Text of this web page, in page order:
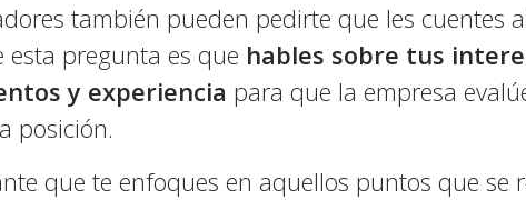
también pueden pedirte que les cuentes
esta pregunta es que hables sobre tus
y experiencia para que la empresa
posición.
que te enfoques en aquellos puntos que se